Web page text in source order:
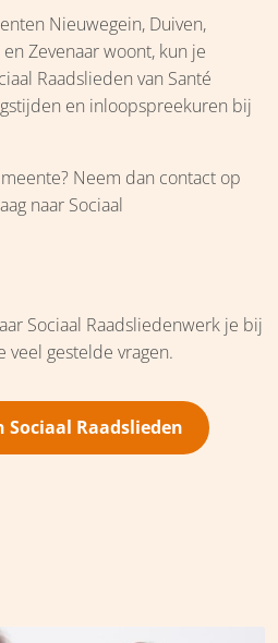
Nieuwegein, Duiven,
Zevenaar woont, kun je
Raadslieden van Santé
en inloopspreekuren bij
Neem dan contact op
naar Sociaal
Sociaal Raadsliedenwerk je bij
veel gestelde vragen.
Sociaal Raadslieden